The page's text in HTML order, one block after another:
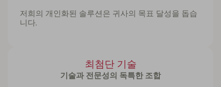
저희의 개인화된 솔루션은 귀사의 목표 달성을 돕습
니다.
최첨단 기술
기술과 전문성의 독특한 조합